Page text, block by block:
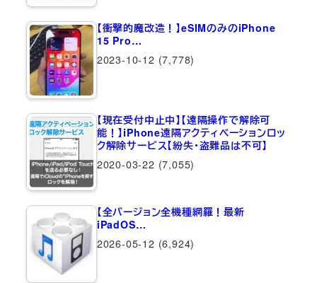
【衝撃的魔改造！】eSIMのみのiPhone
15 Pro…
2023-10-12 (7,778)
【現在受付中止中】【遠隔操作で解除可
能！】iPhone遠隔アクティベーションロッ
ク解除サービス【紛失・盗難品は不可】
2020-03-22 (7,055)
【全バージョン全機種網羅！最新
iPadOS…
2026-05-12 (6,924)